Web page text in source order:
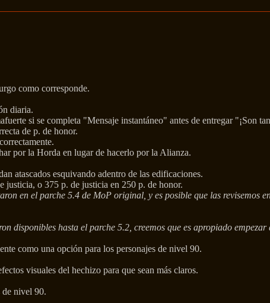
como corresponde.
diaria.
si se completa "Mensaje instantáneo" antes de entregar "¡Son
de p. de honor.
por la Horda en lugar de hacerlo por la Alianza.
atascados esquivando adentro de las edificaciones.
justicia, o 375 p. de justicia en 250 p. de honor.
en el parche 5.4 de MoP original, y es posible que las revisemos
disponibles hasta el parche 5.2, creemos que es apropiado
como una opción para los personajes de nivel 90.
visuales del hechizo para que sean más claros.
de nivel 90.